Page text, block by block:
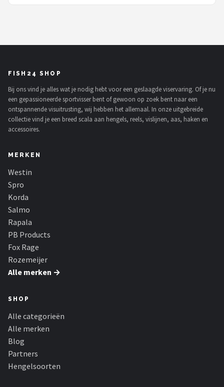
FISH24 SHOP
Bij ons vind je alles wat je nodig hebt voor een geslaagde viservaring. Of je nu
een gepassioneerde sportvisser bent of gewoon op zoek bent naar een
ontspannende visuitrusting, wij hebben het allemaal. In onze uitgebreide
collectie vind je een breed scala aan hengels, reels, vislijnen, aas, haken en
accessoires.
MERKEN
Westin
Spro
Korda
Salmo
Rapala
PB Products
Fox Rage
Rozemeijer
Alle merken →
SHOP
Alle categorieën
Alle merken
Blog
Partners
Hengelsoorten